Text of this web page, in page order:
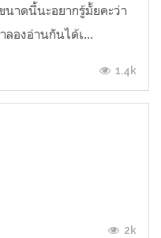
าดนี้นะอยากรู้มั้ยคะว่า
องอ่านกันได้เ...
1.4k
2k